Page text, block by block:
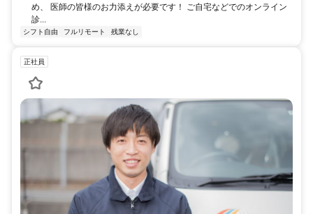
め、 医師の皆様のお力添えが必要です！ ご自宅などでのオンライン
診...
シフト自由 フルリモート 残業なし
正社員